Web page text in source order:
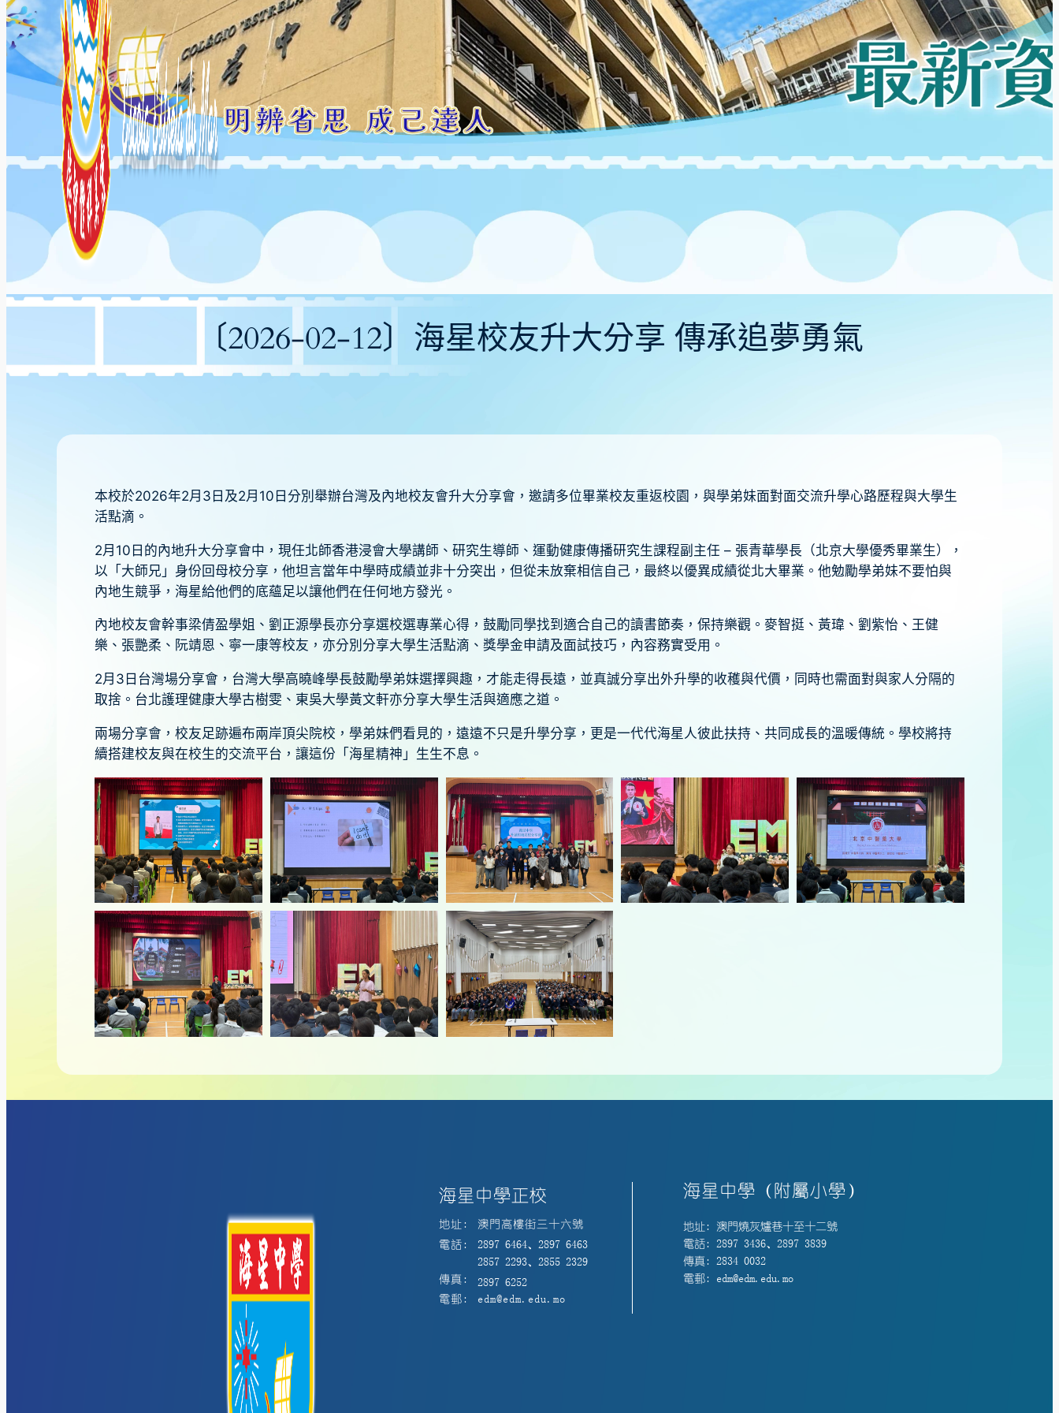
〔2026-02-12〕海星校友升大分享 傳承追夢勇氣
本校於2026年2月3日及2月10日分別舉辦台灣及內地校友會升大分享會，邀請多位畢業校友重返校園，與學弟妹面對面交流升學心路歷程與大學生
活點滴。
2月10日的內地升大分享會中，現任北師香港浸會大學講師、研究生導師、運動健康傳播研究生課程副主任 – 張青華學長（北京大學優秀畢業生），
以「大師兄」身份回母校分享，他坦言當年中學時成績並非十分突出，但從未放棄相信自己，最終以優異成績從北大畢業。他勉勵學弟妹不要怕與
內地生競爭，海星給他們的底蘊足以讓他們在任何地方發光。
內地校友會幹事梁倩盈學姐、劉正源學長亦分享選校選專業心得，鼓勵同學找到適合自己的讀書節奏，保持樂觀。麥智挺、黃瑋、劉紫怡、王健
樂、張艷柔、阮靖恩、寧一康等校友，亦分別分享大學生活點滴、獎學金申請及面試技巧，內容務實受用。
2月3日台灣場分享會，台灣大學高曉峰學長鼓勵學弟妹選擇興趣，才能走得長遠，並真誠分享出外升學的收穫與代價，同時也需面對與家人分隔的
取捨。台北護理健康大學古樹雯、東吳大學黃文軒亦分享大學生活與適應之道。
兩場分享會，校友足跡遍布兩岸頂尖院校，學弟妹們看見的，遠遠不只是升學分享，更是一代代海星人彼此扶持、共同成長的溫暖傳統。學校將持
續搭建校友與在校生的交流平台，讓這份「海星精神」生生不息。
海星中學正校
地址:
澳門高樓街三十六號
電話:
2897 6464、2897 6463
2857 2293、2855 2329
傳真:
2897 6252
電郵:
edm@edm.edu.mo
海星中學（附屬小學）
地址: 澳門燒灰爐巷十至十二號
電話: 2897 3436、2897 3839
傳真: 2834 0032
電郵: edm@edm.edu.mo